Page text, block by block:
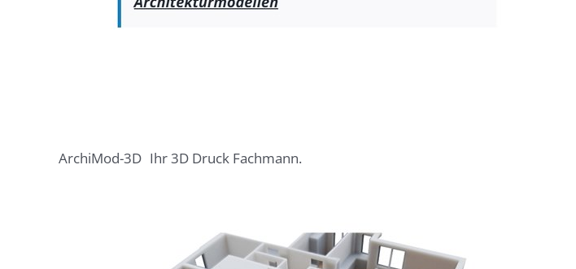
ArchiMod-3D Ihr 3D Druck Fachmann.